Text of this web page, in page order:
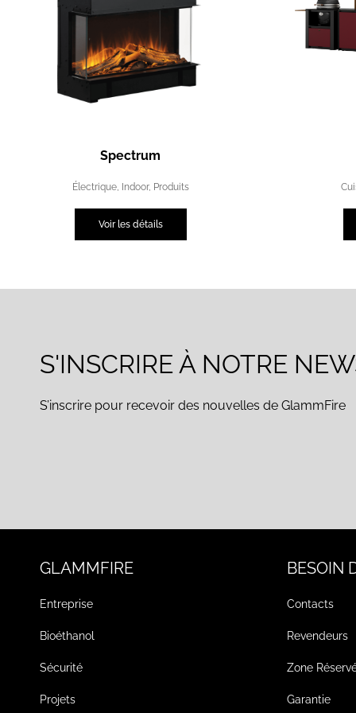
Spectrum
Électrique, Indoor, Produits
Voir les détails
S'INSCRIRE À NOTRE
S’inscrire pour recevoir des nouvelles de GlammFire
GLAMMFIRE
Entreprise
Bioéthanol
Sécurité
Projets
BESOIN
Contacts
Revendeurs
Zone
Garantie